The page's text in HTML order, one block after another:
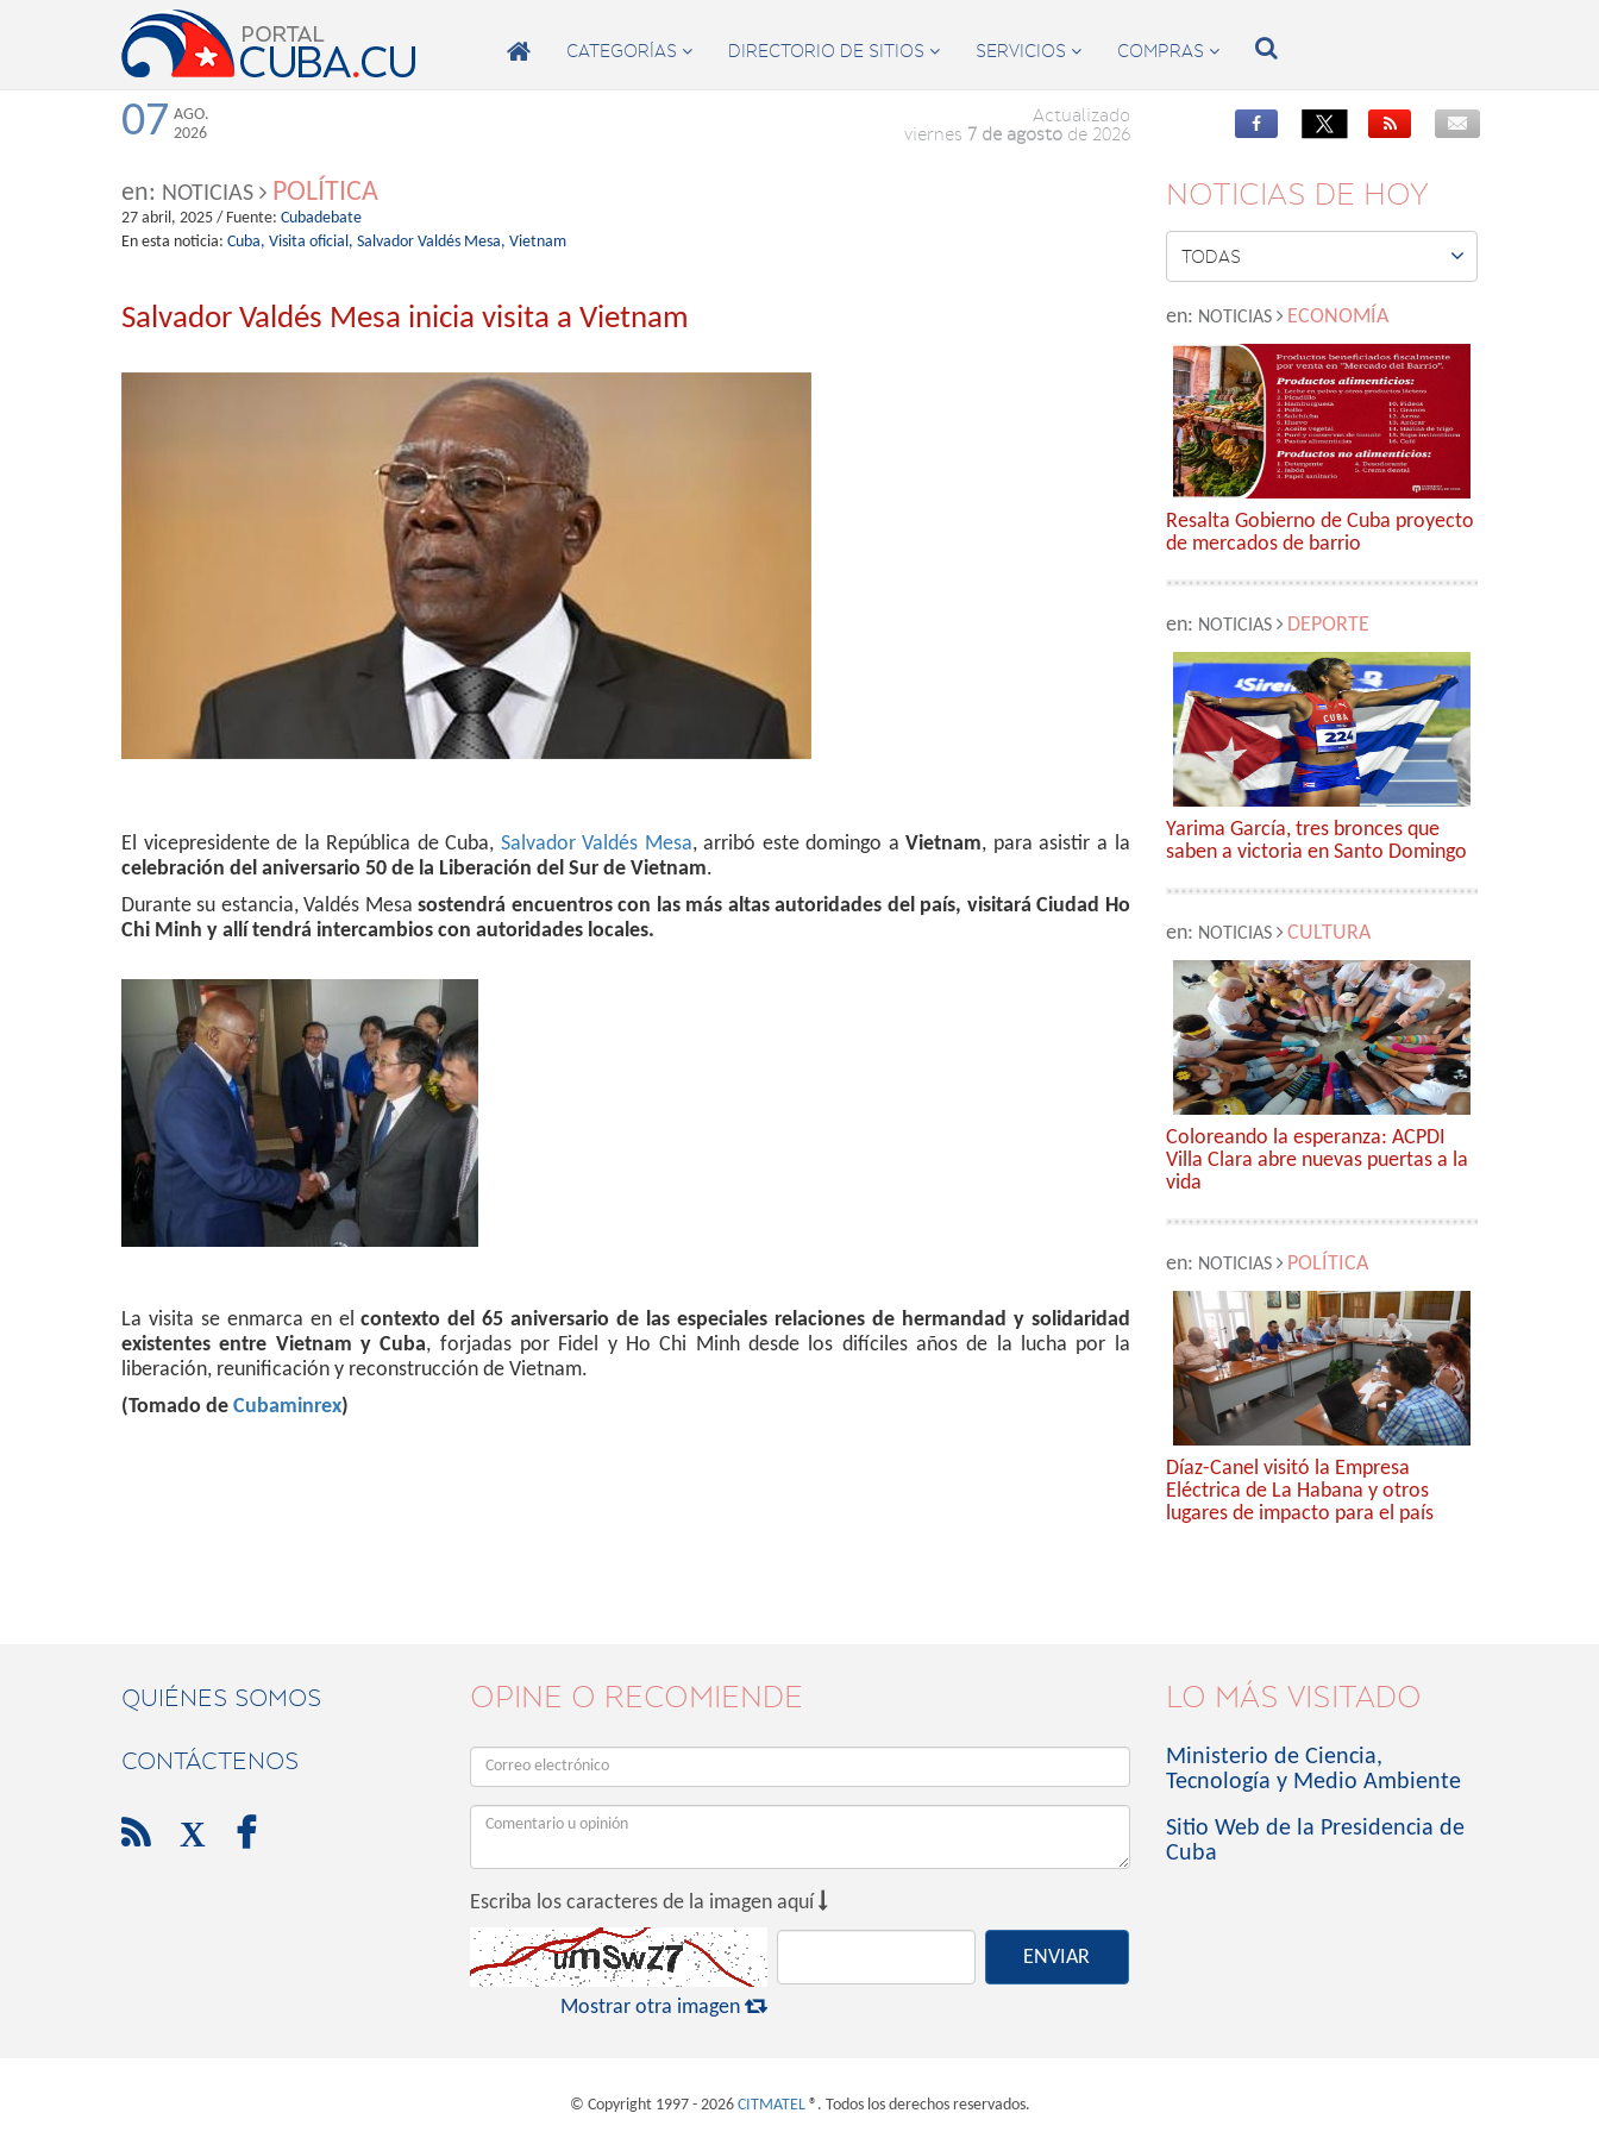
 CATEGORÍAS  DIRECTORIO DE SITIOS  SERVICIOS  COMPRAS  
07 AGO.
2026
Actualizado
viernes 7 de agostode 2026


en: NOTICIAS POLÍTICA
27 abril, 2025 / Fuente: Cubadebate
En esta noticia: Cuba, Visita oficial, Salvador Valdés Mesa, Vietnam
Salvador Valdés Mesa inicia visita a Vietnam
El vicepresidente de la República de Cuba, Salvador Valdés Mesa, arribó este domingo aVietnam, para asistir a la
celebración del aniversario 50 de la Liberación del Sur de Vietnam.
Durante su estancia, Valdés Mesasostendrá encuentros con las más altas autoridades del país, visitará Ciudad Ho
Chi Minh y allí tendrá intercambios con autoridades locales.
La visita se enmarca en el contexto del 65 aniversario de las especiales relaciones de hermandad y solidaridad
existentes entre Vietnam y Cuba, forjadas por Fidel y Ho Chi Minh desde los difíciles años de la lucha por la
liberación, reunificación y reconstrucción de Vietnam.
(Tomado de Cubaminrex)
NOTICIAS DE HOY
TODAS 
en: NOTICIAS ECONOMÍA
Resalta Gobierno de Cuba proyecto
de mercados de barrio
en: NOTICIAS DEPORTE
Yarima García, tres bronces que
saben a victoria en Santo Domingo
en: NOTICIAS CULTURA
Coloreando la esperanza: ACPDI
Villa Clara abre nuevas puertas a la
vida
en: NOTICIAS POLÍTICA
Díaz-Canel visitó la Empresa
Eléctrica de La Habana y otros
lugares de impacto para el país
QUIÉNES SOMOS
CONTÁCTENOS
 X 
OPINE O RECOMIENDE
Escriba los caracteres de la imagen aquí 
Mostrar otra imagen 
ENVIAR
LO MÁS VISITADO
Ministerio de Ciencia,
Tecnología y Medio Ambiente
Sitio Web de la Presidencia de
Cuba
© Copyright 1997 - 2026 CITMATEL®. Todos los derechos reservados.